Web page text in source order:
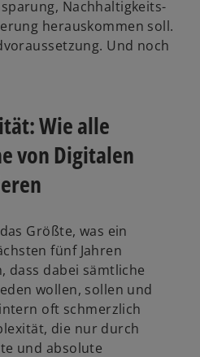
Nachhaltigkeits-
herauskommen soll.
Und noch
Wie alle
von Digitalen
Größte, was ein
fünf Jahren
dass dabei sämtliche
wollen, sollen und
oft schmerzlich
die nur durch
und absolute